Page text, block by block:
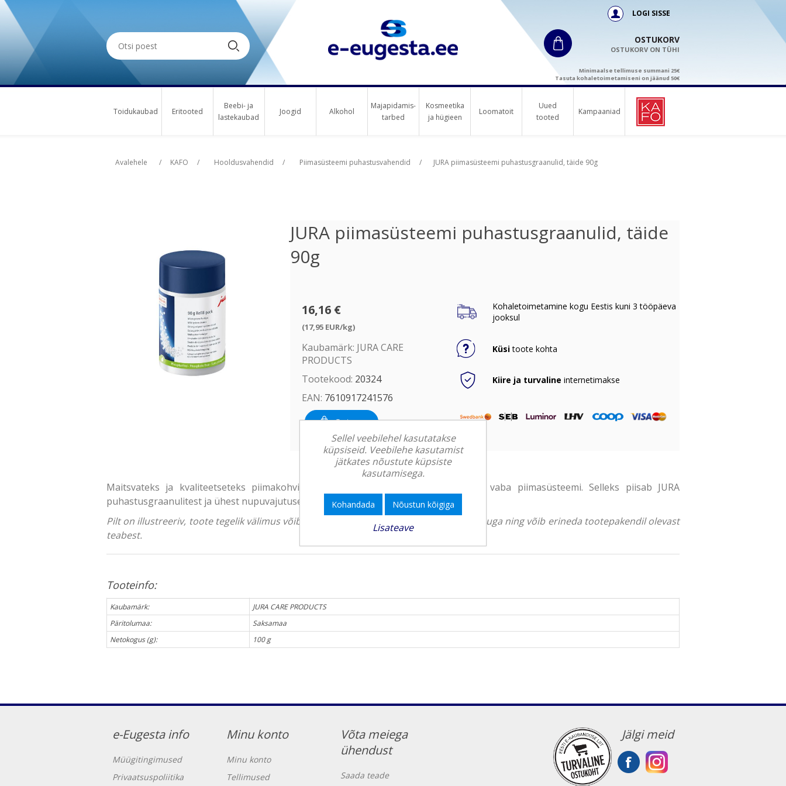
LOGI SISSE
OSTUKORV
OSTUKORV ON TÜHI
Minimaalse tellimuse summani 25€
Tasuta kohaletoimetamiseni on jäänud 50€
Toidukaubad Eritooted
Beebi- ja
lastekaubad
Joogid Alkohol
Majapidamis-
tarbed
Kosmeetika
ja hügieen
Loomatoit
Uued
tooted
Kampaaniad
Avalehele / KAFO / Hooldusvahendid / Piimasüsteemi puhastusvahendid / JURA piimasüsteemi puhastusgraanulid, täide 90g
JURA piimasüsteemi puhastusgraanulid, täide
90g
16,16 €
(17,95 EUR/kg)
Kaubamärk: JURA CARE
PRODUCTS
Tootekood: 20324
EAN: 7610917241576
Osta
Kohaletoimetamine kogu Eestis kuni 3 tööpäeva
jooksul
Küsitoote kohta
Kiire ja turvaline internetimakse
Maitsvateks ja kvaliteetseteks piimakohvijookideks vajame puhast ja bakteritest vaba piimasüsteemi. Selleks piisab JURA
puhastusgraanulitest ja ühest nupuvajutusest.
Pilt on illustreeriv, toote tegelik välimus võib erineda. Tootekirjeldus on üldise iseloomuga ning võib erineda tootepakendil olevast
teabest.
Tooteinfo:
Kaubamärk:
JURA CARE PRODUCTS
Päritolumaa:
Saksamaa
Netokogus (g):
100 g
e-Eugesta info
Müügitingimused
Privaatsuspoliitika
Minu konto
Minu konto
Tellimused
Võta meiega
ühendust
Saada teade
Jälgi meid
Sellel veebilehel kasutatakse
küpsiseid. Veebilehe kasutamist
jätkates nõustute küpsiste
kasutamisega.
Kohandada Nõustun kõigiga
Lisateave